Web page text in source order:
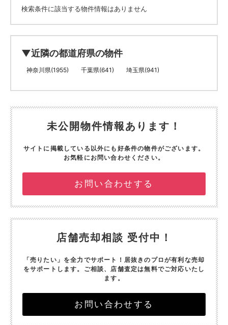
検索条件に該当する物件情報はありません
▼近隣の都道府県の物件
神奈川県(1955) 千葉県(641) 埼玉県(941)
未公開物件情報あります！
サイトに掲載している以外にも好条件の物件がございます。
お気軽にお問い合わせください。
お問い合わせする
店舗売却相談 受付中！
「売りたい」を全力でサポート！ 居抜きのプロが有利な売却
をサポートします。 ご相談、店舗査定は無料でご対応いたし
ます。
お問い合わせする